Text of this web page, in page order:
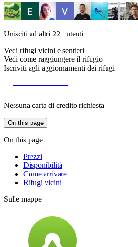
Unisciti ad altri 22+ utenti
Vedi rifugi vicini e sentieri
Vedi come raggiungere il rifugio
Iscriviti agli aggiornamenti dei rifugi
Nessuna carta di credito richiesta
On this page
On this page
Prezzi
Disponibilità
Come arrivare
Rifugi vicini
Sulle mappe